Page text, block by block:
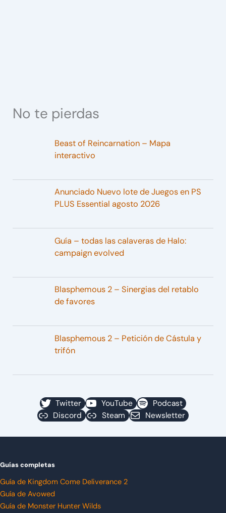
No te pierdas
Beast of Reincarnation – Mapa
interactivo
Anunciado Nuevo lote de Juegos en PS
PLUS Essential agosto 2026
Guía – todas las calaveras de Halo:
campaign evolved
Blasphemous 2 – Sinergias del retablo
de favores
Blasphemous 2 – Petición de Cástula y
trifón
Twitter YouTube
Podcast
Discord
Steam Newsletter
Guías completas
Guía de Kingdom Come Deliverance 2
Guía de Avowed
Guía de Monster Hunter Wilds